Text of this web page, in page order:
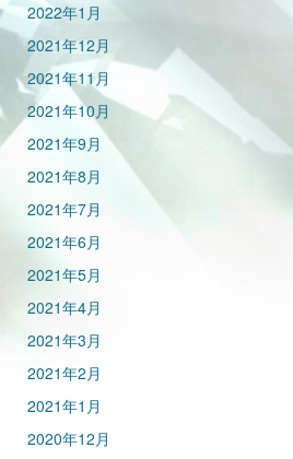
2022年1月
2021年12月
2021年11月
2021年10月
2021年9月
2021年8月
2021年7月
2021年6月
2021年5月
2021年4月
2021年3月
2021年2月
2021年1月
2020年12月